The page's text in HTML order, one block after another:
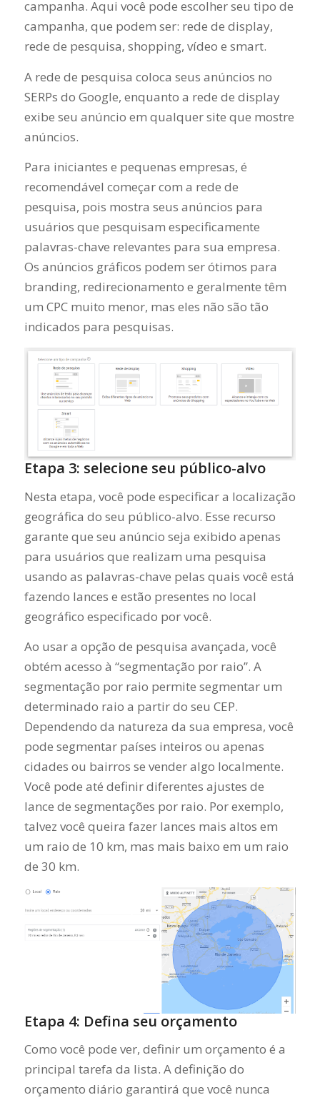
campanha. Aqui você pode escolher seu tipo de
campanha, que podem ser: rede de display,
rede de pesquisa, shopping, vídeo e smart.
A rede de pesquisa coloca seus anúncios no
SERPs do Google, enquanto a rede de display
exibe seu anúncio em qualquer site que mostre
anúncios.
Para iniciantes e pequenas empresas, é
recomendável começar com a rede de
pesquisa, pois mostra seus anúncios para
usuários que pesquisam especificamente
palavras-chave relevantes para sua empresa.
Os anúncios gráficos podem ser ótimos para
branding, redirecionamento e geralmente têm
um CPC muito menor, mas eles não são tão
indicados para pesquisas.
Etapa 3: selecione seu público-alvo
Nesta etapa, você pode especificar a localização
geográfica do seu público-alvo. Esse recurso
garante que seu anúncio seja exibido apenas
para usuários que realizam uma pesquisa
usando as palavras-chave pelas quais você está
fazendo lances e estão presentes no local
geográfico especificado por você.
Ao usar a opção de pesquisa avançada, você
obtém acesso à “segmentação por raio”. A
segmentação por raio permite segmentar um
determinado raio a partir do seu CEP.
Dependendo da natureza da sua empresa, você
pode segmentar países inteiros ou apenas
cidades ou bairros se vender algo localmente.
Você pode até definir diferentes ajustes de
lance de segmentações por raio. Por exemplo,
talvez você queira fazer lances mais altos em
um raio de 10 km, mas mais baixo em um raio
de 30 km.
Etapa 4: Defina seu orçamento
Como você pode ver, definir um orçamento é a
principal tarefa da lista. A definição do
orçamento diário garantirá que você nunca